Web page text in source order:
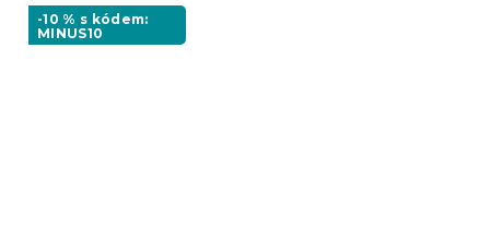
-10 % s kódem:
MINUS10